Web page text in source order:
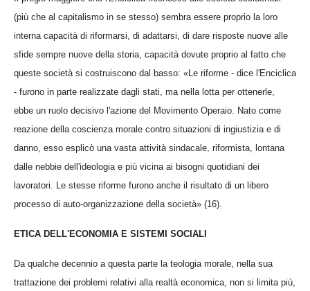
(più che al capitalismo in se stesso) sembra essere proprio la loro
interna capacità di riformarsi, di adattarsi, di dare risposte nuove alle
sfide sempre nuove della storia, capacità dovute proprio al fatto che
queste società si costruiscono dal basso: «Le riforme - dice l'Enciclica
- furono in parte realizzate dagli stati, ma nella lotta per ottenerle,
ebbe un ruolo decisivo l'azione del Movimento Operaio. Nato come
reazione della coscienza morale contro situazioni di ingiustizia e di
danno, esso esplicò una vasta attività sindacale, riformista, lontana
dalle nebbie dell'ideologia e più vicina ai bisogni quotidiani dei
lavoratori. Le stesse riforme furono anche il risultato di un libero
processo di auto-organizzazione della società» (16).
ETICA DELL'ECONOMIA E SISTEMI SOCIALI
Da qualche decennio a questa parte la teologia morale, nella sua
trattazione dei problemi relativi alla realtà economica, non si limita più,